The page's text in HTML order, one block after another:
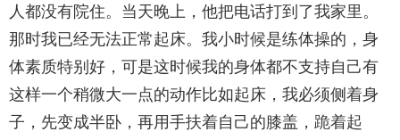
人都没有院住。当天晚上，他把电话打到了我家里。
那时我已经无法正常起床。我小时候是练体操的，身
体素质特别好，可是这时候我的身体都不支持自己有
这样一个稍微大一点的动作比如起床，我必须侧着身
子，先变成半卧，再用手扶着自己的膝盖，跪着起